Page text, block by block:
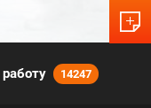
14247